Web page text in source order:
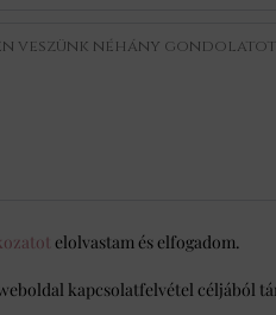
elolvastam és elfogadom.
kapcsolatfelvétel céljából